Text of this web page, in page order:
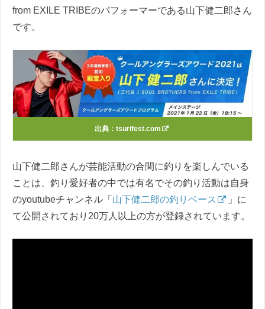
from EXILE TRIBEのパフォーマーである山下健二郎さん
です。
出典： tsurifest.com
山下健二郎さんが芸能活動の合間に釣りを楽しんでいる
ことは、釣り愛好者の中では有名でその釣り活動は自身
のyoutubeチャンネル「 山下健二郎の釣りベース
」に
て公開されており20万人以上の方が登録されています。